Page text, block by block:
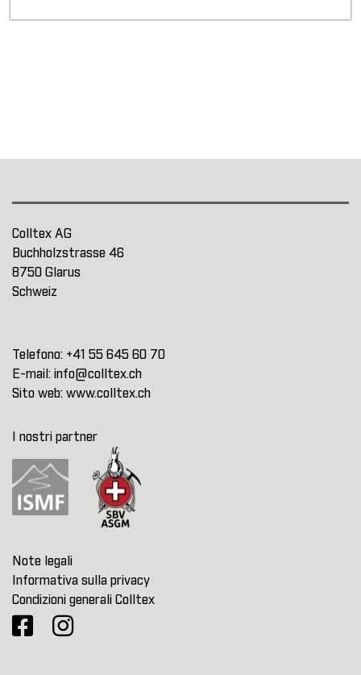
Colltex AG
Buchholzstrasse 46
8750 Glarus
Schweiz
Telefono: +41 55 645 60 70
E-mail: info@colltex.ch
Sito web: www.colltex.ch
I nostri partner
Note legali
Informativa sulla privacy
Condizioni generali Colltex